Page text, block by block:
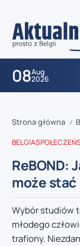
08Aug
2026
Strona główna /
BELGIA
ReBOND:
może
Wybór studiów
młodego
trafiony.